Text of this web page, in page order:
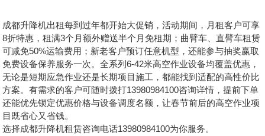
成都升降机出租每到过年都开始大促销，活动期间，月租客户可享
8折特惠，租满3个月额外赠送半个月免租期；曲臂车、直臂车租赁
可减免50%运输费用；新老客户预订任意机型，还能参与抽奖赢取
免费设备保养服务一次。全系列6-42米高空作业设备均覆盖优惠，
无论是短期应急作业还是长期项目施工，都能找到适配的高性价比
方案。有需求的客户可随时拨打13980984100咨询详情，提前下单
还能优先锁定优惠价格与设备调度名额，让春节前后的高空作业项
目既省心又省钱。
选择成都升降机租赁咨询电话13980984100为你服务。